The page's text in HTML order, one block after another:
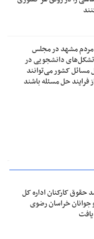
مردم مشهد در مجلس
دانشجویی در
مسائل کشور می‌توانند
فرایند حل مسئله باشند
حقوق کارکنان اداره کل
خراسان رضوی